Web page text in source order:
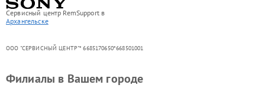
Сервисный центр RemSupport в
Архангельске
ООО "СЕРВИСНЫЙ ЦЕНТР"* 6685170650*668501001
Филиалы в Вашем городе